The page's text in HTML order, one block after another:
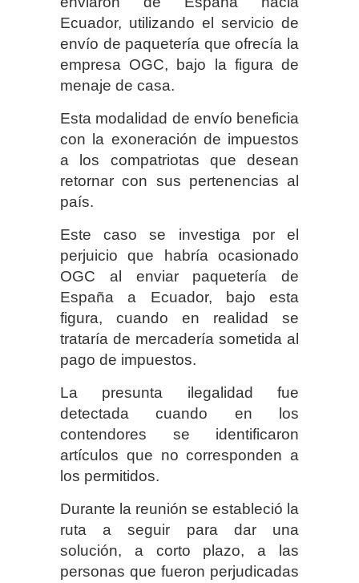
Ecuador, utilizando el servicio de
envío de paquetería que ofrecía la
empresa OGC, bajo la figura de
menaje de casa.
Esta modalidad de envío beneficia
con la exoneración de impuestos
a los compatriotas que desean
retornar con sus pertenencias al
país.
Este caso se investiga por el
perjuicio que habría ocasionado
OGC al enviar paquetería de
España a Ecuador, bajo esta
figura, cuando en realidad se
trataría de mercadería sometida al
pago de impuestos.
La presunta ilegalidad fue
detectada cuando en los
contendores se identificaron
artículos que no corresponden a
los permitidos.
Durante la reunión se estableció la
ruta a seguir para dar una
solución, a corto plazo, a las
personas que fueron perjudicadas